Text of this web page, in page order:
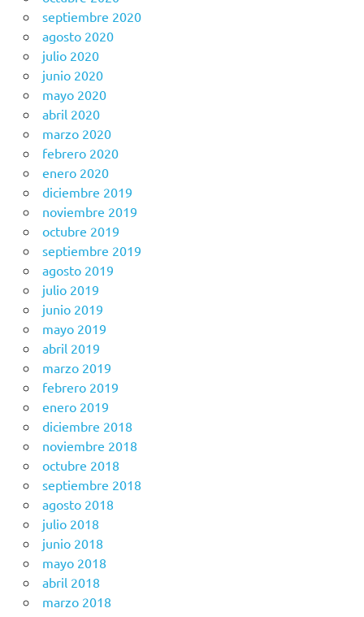
septiembre 2020
agosto 2020
julio 2020
junio 2020
mayo 2020
abril 2020
marzo 2020
febrero 2020
enero 2020
diciembre 2019
noviembre 2019
octubre 2019
septiembre 2019
agosto 2019
julio 2019
junio 2019
mayo 2019
abril 2019
marzo 2019
febrero 2019
enero 2019
diciembre 2018
noviembre 2018
octubre 2018
septiembre 2018
agosto 2018
julio 2018
junio 2018
mayo 2018
abril 2018
marzo 2018